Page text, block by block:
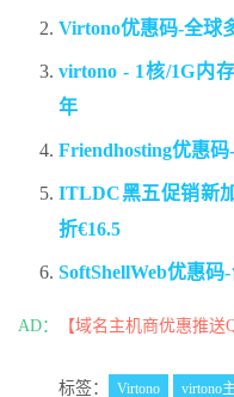
Virtono优惠码-全球
virtono - 1核/1G内
年
Friendhosting优惠
ITLDC黑五促销新
折€16.5
SoftShellWeb优惠
AD： 【域名主机商优惠推送
标签： Virtono virtono